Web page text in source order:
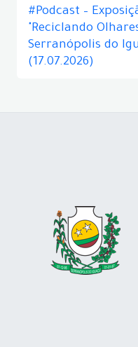
#Podcast –
"Reciclando
Serranópolis do
(17.07.2026)